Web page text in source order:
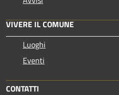
VIVERE IL COMUNE
Luoghi
Eventi
CONTATTI